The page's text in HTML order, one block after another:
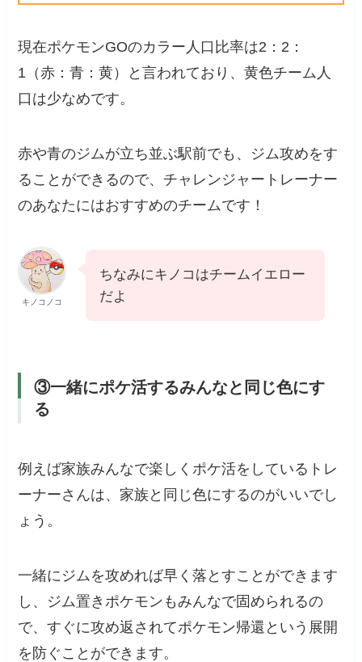
現在ポケモンGOのカラー人口比率は2：2：
1（赤：青：黄）と言われており、黄色チーム人
口は少なめです。
赤や青のジムが立ち並ぶ駅前でも、ジム攻めをす
ることができるので、チャレンジャートレーナー
のあなたにはおすすめのチームです！
キノコノコ
ちなみにキノコはチームイエロー
だよ
③一緒にポケ活するみんなと同じ色にす
る
例えば家族みんなで楽しくポケ活をしているトレ
ーナーさんは、家族と同じ色にするのがいいでし
ょう。
一緒にジムを攻めれば早く落とすことができます
し、ジム置きポケモンもみんなで固められるの
で、すぐに攻め返されてポケモン帰還という展開
を防ぐことができます。